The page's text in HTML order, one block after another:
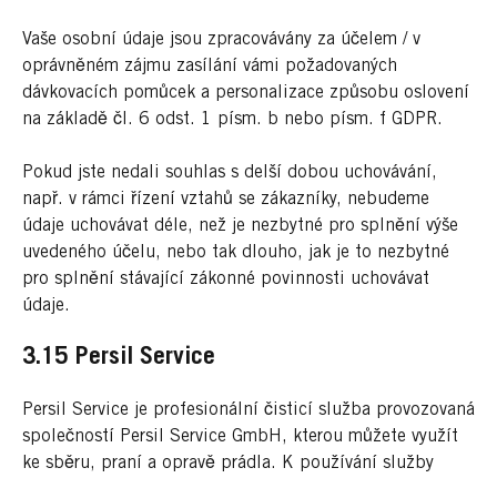
Vaše osobní údaje jsou zpracovávány za účelem / v
oprávněném zájmu zasílání vámi požadovaných
dávkovacích pomůcek a personalizace způsobu oslovení
na základě čl. 6 odst. 1 písm. b nebo písm. f GDPR.
Pokud jste nedali souhlas s delší dobou uchovávání,
např. v rámci řízení vztahů se zákazníky, nebudeme
údaje uchovávat déle, než je nezbytné pro splnění výše
uvedeného účelu, nebo tak dlouho, jak je to nezbytné
pro splnění stávající zákonné povinnosti uchovávat
údaje.
3.15 Persil Service
Persil Service je profesionální čisticí služba provozovaná
společností Persil Service GmbH, kterou můžete využít
ke sběru, praní a opravě prádla. K používání služby